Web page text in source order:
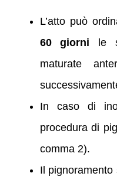
L’atto può
60 giorni le
maturate
In caso di
procedura di
comma 2).
Il